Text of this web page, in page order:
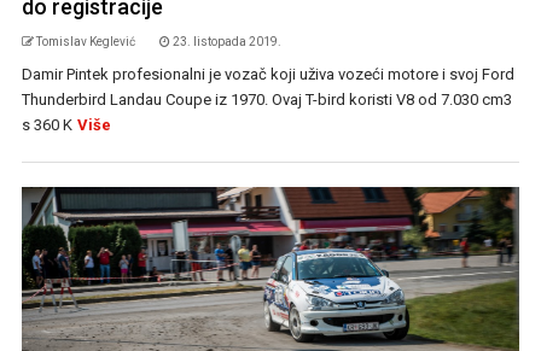
do registracije
Tomislav Keglević 23. listopada 2019.
Damir Pintek profesionalni je vozač koji uživa vozeći motore i svoj Ford
Thunderbird Landau Coupe iz 1970. Ovaj T-bird koristi V8 od 7.030 cm3
s 360 K Više